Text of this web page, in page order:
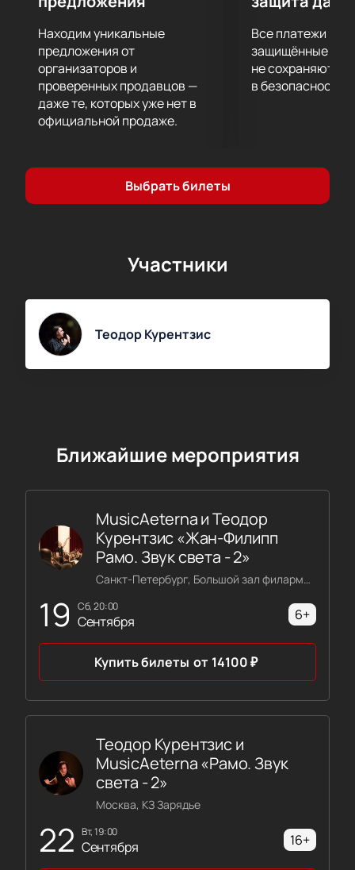
Находим уникальные
предложения от
организаторов и
проверенных продавцов —
даже те, которых уже нет в
официальной продаже.
Все платежи
защищённые
не сохраняются
в безопасности.
Выбрать билеты
Участники
Теодор Курентзис
Ближайшие мероприятия
19 сб, 20:00
Сентября
MusicAeterna и Теодор
Курентзис «Жан-Филипп
Рамо. Звук света - 2»
Санкт-Петербург, Большой зал филармонии имени Шостаковича
6+
Купить билеты от 14100₽
22 вт, 19:00
Сентября
Теодор Курентзис и
MusicAeterna «Рамо. Звук
света - 2»
Москва, КЗ Зарядье
16+